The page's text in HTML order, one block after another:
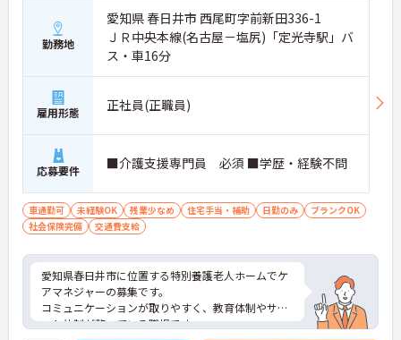
長く活躍しやすい環境です♪
・ICT機器を導入
・介護リフトを活用
・見守りセンサーを導入
→ 身体的負担の軽減を目指せます♪
■ 福利厚生が充実した環境♪
仕事と私生活を両立しやすい職場です♪
・賞与年3回
・社宅あり
→ ライフステージに合わせて働けます♪
勤務地
愛知県 春日井市 西尾町字前新田336-1
ＪＲ中央本線(名古屋－塩尻)「定光寺駅」バ
ス・車16分
雇用形態 正社員(正職員)
応募要件 ■介護支援専門員 必須 ■学歴・経験不問
車通勤可 未経験OK 残業少なめ 住宅手当・補助 日勤のみ
ブランクOK
社会保険完備
交通費支給
愛知県春日井市に位置する特別養護老人ホームでケ
アマネジャーの募集です。
コミュニケーションが取りやすく、教育体制やサポ
ート体制が整っている職場です。